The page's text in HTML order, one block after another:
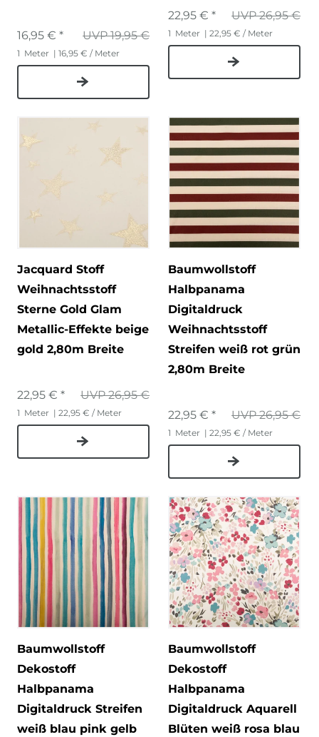
UVP 19,95 €
16,95 € *
1 Meter | 16,95 € / Meter
UVP 26,95 €
22,95 € *
1 Meter | 22,95 € / Meter
Jacquard Stoff
Weihnachtsstoff
Sterne Gold Glam
Metallic-Effekte beige
gold 2,80m Breite
UVP 26,95 €
22,95 € *
1 Meter | 22,95 € / Meter
Baumwollstoff
Halbpanama
Digitaldruck
Weihnachtsstoff
Streifen weiß rot grün
2,80m Breite
UVP 26,95 €
22,95 € *
1 Meter | 22,95 € / Meter
Baumwollstoff
Dekostoff
Halbpanama
Digitaldruck Streifen
weiß blau pink gelb
Baumwollstoff
Dekostoff
Halbpanama
Digitaldruck Aquarell
Blüten weiß rosa blau